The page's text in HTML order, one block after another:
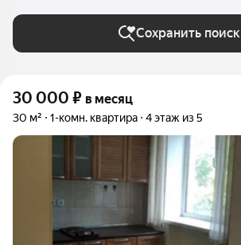
Сохранить поиск
30 000 ₽ в месяц
30 м² 1-комн. квартира 4 этаж из 5